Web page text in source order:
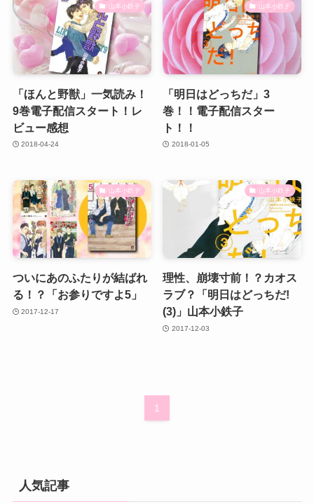
山本小鉄子
「ほんと野獣」一気読み！
9巻電子配信スタート！レ
ビュー感想
2018-04-24
山本小鉄子
「明日はどっちだ」3
巻！！電子配信スター
ト！！
2018-01-05
山本小鉄子
ついにあのふたりが結ばれ
る！？「お参りですよ5」
2017-12-17
山本小鉄子
理性、崩壊寸前！？カオス
ラブ？「明日はどっちだ!
(3)」山本小鉄子
2017-12-03
1
人気記事